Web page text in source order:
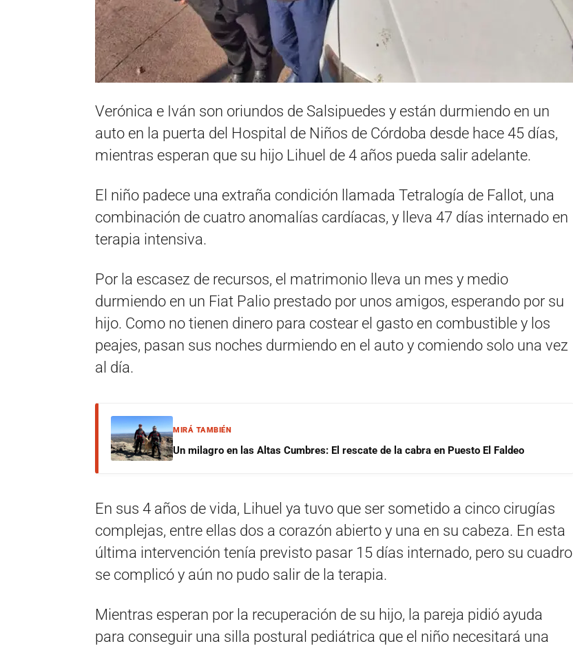
Verónica e Iván son oriundos de Salsipuedes y están durmiendo en un
auto en la puerta del Hospital de Niños de Córdoba desde hace 45 días,
mientras esperan que su hijo Lihuel de 4 años pueda salir adelante.
El niño padece una extraña condición llamada Tetralogía de Fallot, una
combinación de cuatro anomalías cardíacas, y lleva 47 días internado en
terapia intensiva.
Por la escasez de recursos, el matrimonio lleva un mes y medio
durmiendo en un Fiat Palio prestado por unos amigos, esperando por su
hijo. Como no tienen dinero para costear el gasto en combustible y los
peajes, pasan sus noches durmiendo en el auto y comiendo solo una vez
al día.
MIRÁ TAMBIÉN
Un milagro en las Altas Cumbres: El rescate de la cabra en Puesto El Faldeo
En sus 4 años de vida, Lihuel ya tuvo que ser sometido a cinco cirugías
complejas, entre ellas dos a corazón abierto y una en su cabeza. En esta
última intervención tenía previsto pasar 15 días internado, pero su cuadro
se complicó y aún no pudo salir de la terapia.
Mientras esperan por la recuperación de su hijo, la pareja pidió ayuda
para conseguir una silla postural pediátrica que el niño necesitará una